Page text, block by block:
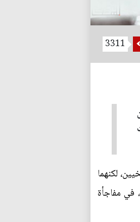
3311
لكنهما
في مفاجأة